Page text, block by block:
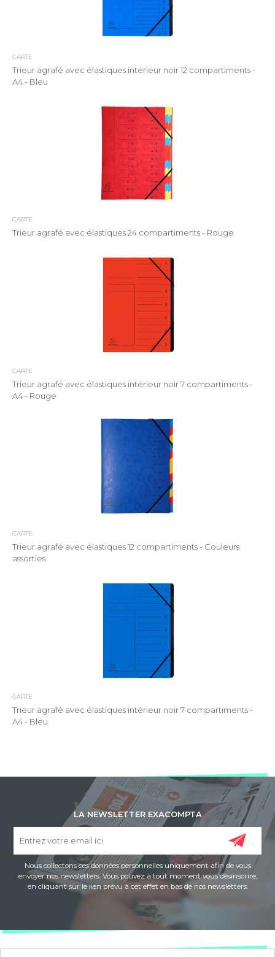
CARTE
Trieur agrafé avec élastiques intérieur noir 12 compartiments -
A4 - Bleu
CARTE
Trieur agrafé avec élastiques 24 compartiments - Rouge
CARTE
Trieur agrafé avec élastiques intérieur noir 7 compartiments -
A4 - Rouge
CARTE
Trieur agrafé avec élastiques 12 compartiments - Couleurs
assorties
CARTE
Trieur agrafé avec élastiques intérieur noir 7 compartiments -
A4 - Bleu
LA NEWSLETTER EXACOMPTA
Nous collectons ces données personnelles uniquement afin de vous
envoyer nos newsletters. Vous pouvez à tout moment vous désinscrire,
en cliquant sur le lien prévu à cet effet en bas de nos newsletters.